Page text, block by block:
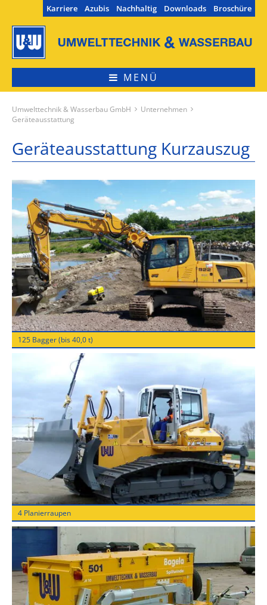
Navigation
überspringen
Karriere Azubis Nachhaltig Downloads Broschüre
MENÜ
Umwelttechnik & Wasserbau GmbH
Unternehmen
Geräteausstattung
Geräteausstattung Kurzauszug
125 Bagger (bis 40,0 t)
4 Planierraupen